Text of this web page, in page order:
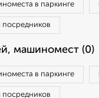
в паркинге
посредников
машиномест (0)
в паркинге
посредников